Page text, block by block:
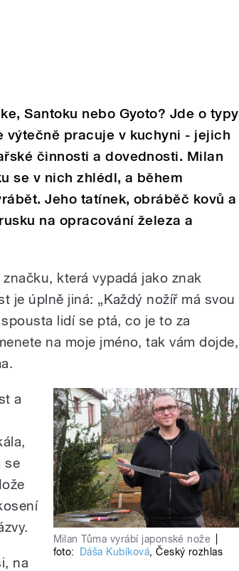
Santoku nebo Gyoto? Jde o typy
výtečně pracuje v kuchyni - jejich
činnosti a dovednosti. Milan
se v nich zhlédl, a během
Jeho tatínek, obráběč kovů a
na opracování železa a
která vypadá jako znak
je úplně jiná: „Každý nožíř má svou
lidí se ptá, co je to za
na moje jméno, tak vám dojde,
Milan Tůma vyrábí japonské nože
foto:
Dáša Kubíková,Český rozhlas
a
se
na